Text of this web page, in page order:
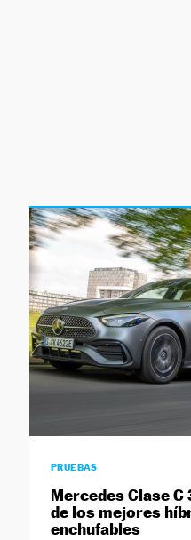
PRUEBAS
Mercedes Clase C
de los mejores
enchufables